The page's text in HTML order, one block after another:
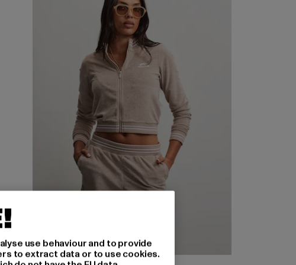
use behaviour and to provide
to extract data or to use cookies.